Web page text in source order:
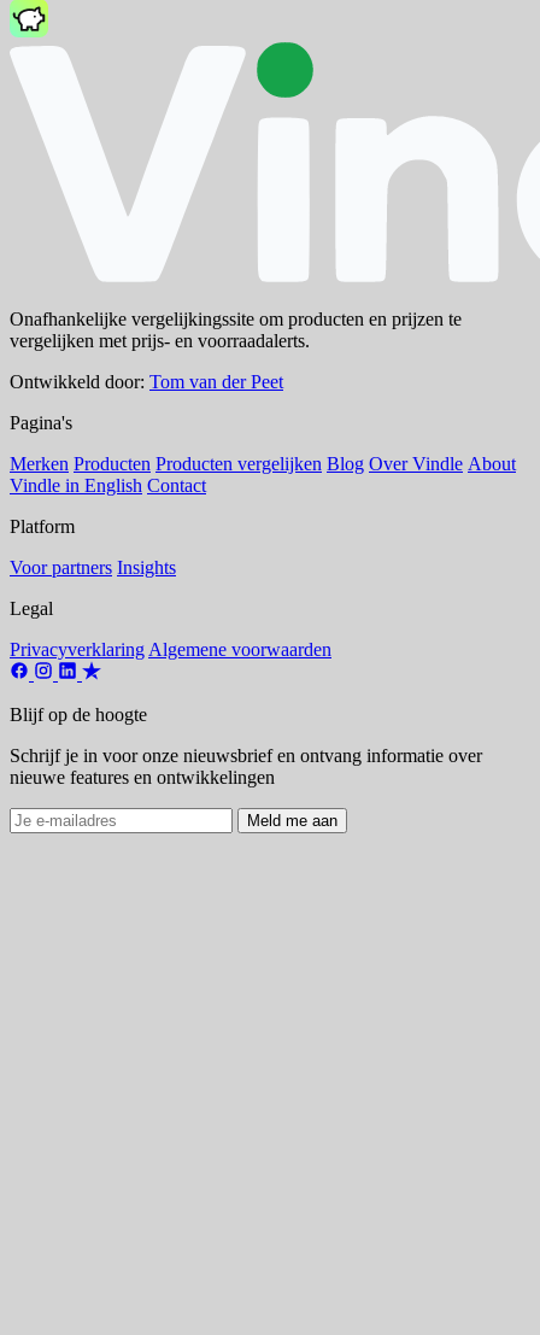
Onafhankelijke vergelijkingssite om producten en prijzen te
vergelijken met prijs- en voorraadalerts.
Ontwikkeld door: Tom van der Peet
Pagina's
Merken Producten Producten vergelijken Blog Over Vindle About
Vindle in English Contact
Platform
Voor partners Insights
Legal
Privacyverklaring Algemene voorwaarden
Blijf op de hoogte
Schrijf je in voor onze nieuwsbrief en ontvang informatie over
nieuwe features en ontwikkelingen
Meld me aan